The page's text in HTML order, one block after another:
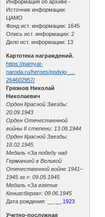
Информация об архиве -
Источник информации:
ЦАМО
Фонд ист. информации: 1645
Опись ист. информации: 2
Дело ист. информации: 13
Картотека награждений.
https://pamyat-
naroda.ru/heroes/podvig- …
264602957/
Грязнов Николай
Николаевич
Орден Красной Звезды:
20.09.1943
Орден Отечественной
войны II степени: 13.08.1944
Орден Красной Звезды:
18.02.1945
Медаль «За победу над
Германией в Великой
Отечественной войне 1941–
1945 гг.»: 09.05.1945
Медаль «За взятие
Кенигсберга»: 09.06.1945
Дата рождения: __.__.1923
Учетно-послужная